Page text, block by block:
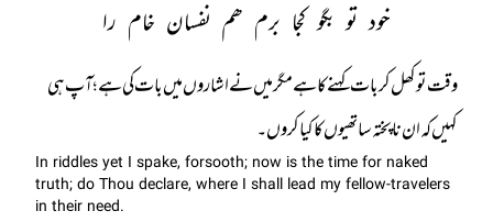
خود تو بگو کجا برم ھم نفسان خام را
وقت تو کھل کر بات کہنے کا ہے مگر میں نے اشا روں میں بات کی ہے؛ آپ ہی
کہیں کہ ان ناپختہ ساتھیوں کا کیا کروں۔
In riddles yet I spake, forsooth; now is the time for naked
truth; do Thou declare, where I shall lead my fellow-travelers
in their need.